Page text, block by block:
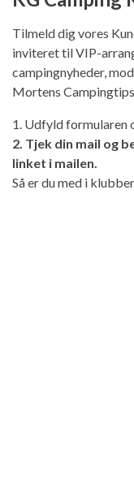
Tilmeld dig vores
inviteret til VIP-
campingnyheder,
Mortens
1. Udfyld formularen
2. Tjek din mail og
linket i mailen.
Så er du med i